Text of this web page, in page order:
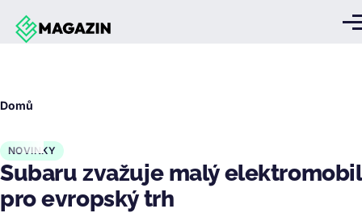
Přejít k hlavnímu obsahu
Domů
NOVINKY
Subaru zvažuje malý elektromobil
pro evropský trh